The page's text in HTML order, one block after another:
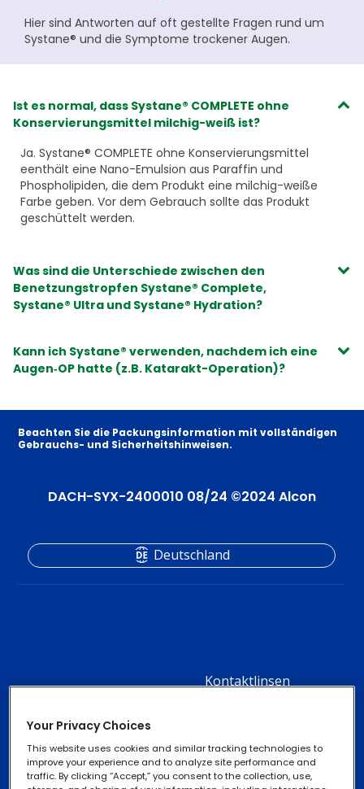
Hier sind Antworten auf oft gestellte Fragen rund um
Systane® und die Symptome trockener Augen.
Ist es normal, dass Systane® COMPLETE ohne
Konservierungsmittel milchig-weiß ist?
Ja. Systane® COMPLETE ohne Konservierungsmittel
eenthält eine Nano-Emulsion aus Paraffin und
Phospholipiden, die dem Produkt eine milchig-weiße
Farbe geben. Vor dem Gebrauch sollte das Produkt
geschüttelt werden.
Was sind die Unterschiede zwischen den
Benetzungstropfen Systane® Complete,
Systane® Ultra und Systane® Hydration?
Kann ich Systane® verwenden, nachdem ich eine
Augen‑OP hatte (z.B. Katarakt-Operation)?
Beachten Sie die Packungsinformation mit vollständigen
Gebrauchs- und Sicherheitshinweisen.
DACH-SYX-2400010 08/24 ©️2024 Alcon
Footer
2
-
Kontaktlinsen
Deutschland
Your Privacy Choices
This website uses cookies and similar tracking technologies to
improve your experience and to analyze site performance and
traffic. By clicking “Accept,” you consent to the collection, use,